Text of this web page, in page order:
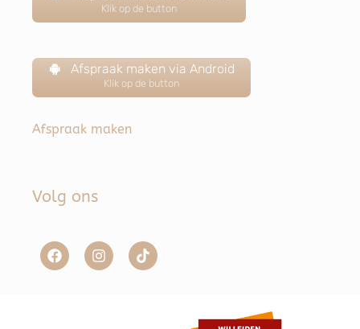
Klik op de button
Afspraak maken via Android
Klik op de button
Afspraak maken
Volg ons